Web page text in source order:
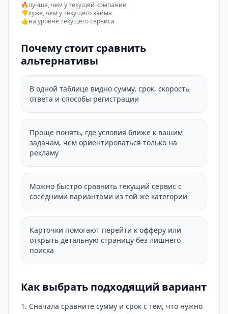
🔥лучше, чем у текущей компании
👎хуже, чем у текущего займа
👍на уровне текущего сервиса
Почему стоит сравнить
альтернативы
В одной таблице видно сумму, срок, скорость
ответа и способы регистрации
Проще понять, где условия ближе к вашим
задачам, чем ориентироваться только на
рекламу
Можно быстро сравнить текущий сервис с
соседними вариантами из той же категории
Карточки помогают перейти к офферу или
открыть детальную страницу без лишнего
поиска
Как выбрать подходящий вариант
Сначала сравните сумму и срок с тем, что нужно